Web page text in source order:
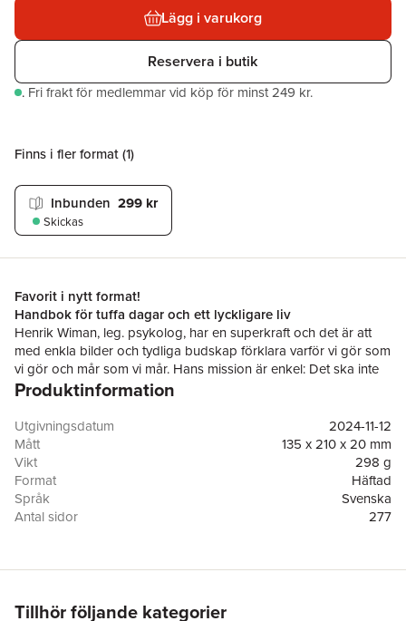
Lägg i varukorg
Reservera i butik
. Fri frakt för medlemmar vid köp för minst 249 kr.
Finns i fler format (1)
Inbunden 299 kr
Skickas
Favorit i nytt format!
Handbok för tuffa dagar och ett lyckligare liv
Henrik Wiman, leg. psykolog, har en superkraft och det är att
med enkla bilder och tydliga budskap förklara varför vi gör som
vi gör och mår som vi mår. Hans mission är enkel: Det ska inte
vara krångligt att må bättre.
hälsa, från stress, till yvigt känsloliv, destruktiva tankar och
livskriser. Boken hjälper läsaren att snabbare upptäcka negativa
mentala spiraler och därigenom avsevärt minska risken att
hamna i långvarig negativ nedstämdhet, som i sin tur kan leda
till depression och sjukskrivning om den inte bromsas i tid.
Det positiva budskapet är att vi faktiskt kan lära oss att hantera
effektiva förändringar i våra beteenden och rutiner.
vara på de lyckliga stunderna när de väl kommer. Ditt liv blir inte
Produktinformation
Utgivningsdatum
2024-11-12
Mått
135 x 210 x 20 mm
Vikt
298 g
Format
Häftad
Språk
Svenska
Antal sidor
277
Tillhör följande kategorier